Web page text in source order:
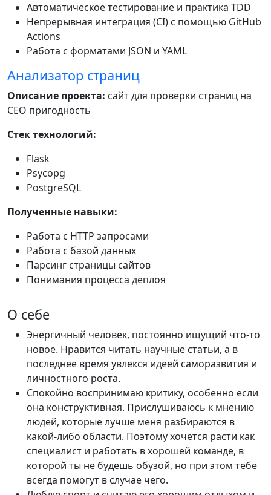
Автоматическое тестирование и практика TDD
Непрерывная интеграция (CI) с помощью GitHub
Actions
Работа с форматами JSON и YAML
Анализатор страниц
Описание проекта: сайт для проверки страниц на
СЕО пригодность
Стек технологий:
Flask
Psycopg
PostgreSQL
Полученные навыки:
Работа с HTTP запросами
Работа с базой данных
Парсинг страницы сайтов
Понимания процесса деплоя
О себе
Энергичный человек, постоянно ищущий что-то
новое. Нравится читать научные статьи, а в
последнее время увлекся идеей саморазвития и
личностного роста.
Спокойно воспринимаю критику, особенно если
она конструктивная. Прислушиваюсь к мнению
людей, которые лучше меня разбираются в
какой-либо области. Поэтому хочется расти как
специалист и работать в хорошей команде, в
которой ты не будешь обузой, но при этом тебе
всегда помогут в случае чего.